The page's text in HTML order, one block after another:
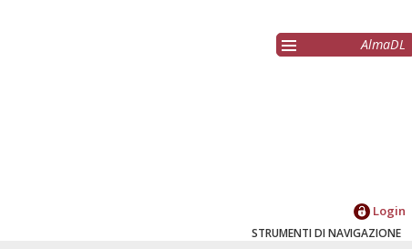
AlmaDL
Login
STRUMENTI DI NAVIGAZIONE